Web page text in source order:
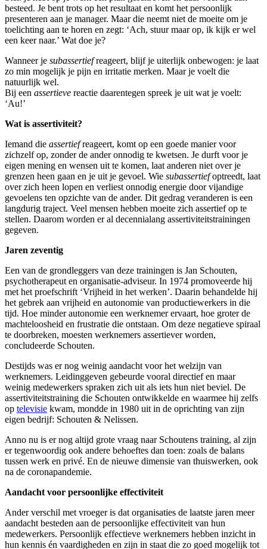
besteed. Je bent trots op het resultaat en komt het persoonlijk
presenteren aan je manager. Maar die neemt niet de moeite om je
toelichting aan te horen en zegt: ‘Ach, stuur maar op, ik kijk er wel
een keer naar.’ Wat doe je?
Wanneer je subassertiefreageert, blijf je uiterlijk onbewogen: je laat
zo min mogelijk je pijn en irritatie merken. Maar je voelt die
natuurlijk wel.
Bij een assertieve reactie daarentegen spreek je uit wat je voelt:
‘Au!’
Wat is assertiviteit?
Iemand die assertiefreageert, komt op een goede manier voor
zichzelf op, zonder de ander onnodig te kwetsen. Je durft voor je
eigen mening en wensen uit te komen, laat anderen niet over je
grenzen heen gaan en je uit je gevoel. Wie subassertiefoptreedt, laat
over zich heen lopen en verliest onnodig energie door vijandige
gevoelens ten opzichte van de ander. Dit gedrag veranderen is een
langdurig traject. Veel mensen hebben moeite zich assertief op te
stellen. Daarom worden er al decennialang assertiviteitstrainingen
gegeven.
Jaren zeventig
Een van de grondleggers van deze trainingen is Jan Schouten,
psychotherapeut en organisatie-adviseur. In 1974 promoveerde hij
met het proefschrift ‘Vrijheid in het werken’. Daarin behandelde hij
het gebrek aan vrijheid en autonomie van productiewerkers in die
tijd. Hoe minder autonomie een werknemer ervaart, hoe groter de
machteloosheid en frustratie die ontstaan. Om deze negatieve spiraal
te doorbreken, moesten werknemers assertiever worden,
concludeerde Schouten.
Destijds was er nog weinig aandacht voor het welzijn van
werknemers. Leidinggeven gebeurde vooral directief en maar
weinig medewerkers spraken zich uit als iets hun niet beviel. De
assertiviteitstraining die Schouten ontwikkelde en waarmee hij zelfs
op televisie kwam, mondde in 1980 uit in de oprichting van zijn
eigen bedrijf: Schouten & Nelissen.
Anno nu is er nog altijd grote vraag naar Schoutens training, al zijn
er tegenwoordig ook andere behoeftes dan toen: zoals de balans
tussen werk en privé. En de nieuwe dimensie van thuiswerken, ook
na de coronapandemie.
Aandacht voor persoonlijke effectiviteit
Ander verschil met vroeger is dat organisaties de laatste jaren meer
aandacht besteden aan de persoonlijke effectiviteit van hun
medewerkers. Persoonlijk effectieve werknemers hebben inzicht in
hun kennis én vaardigheden en zijn in staat die zo goed mogelijk tot